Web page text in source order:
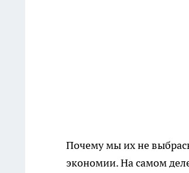
Почему мы их не
экономии. На самом